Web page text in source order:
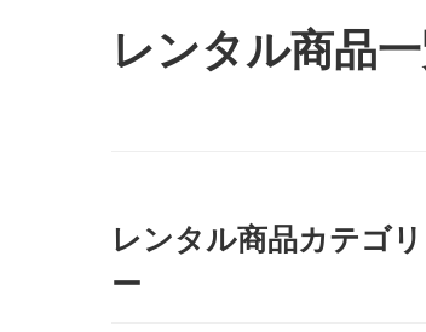
レンタル商品
レンタル商品カテゴリ
ー